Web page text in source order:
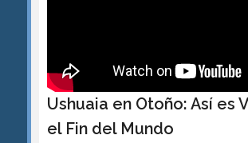
Ushuaia en Otoño: Así es
el Fin del Mundo